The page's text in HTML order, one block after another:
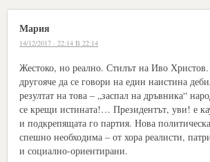
Мария
14/12/2017 · 22:14 В 22:14
Жестоко, но реално. Стилът на Иво
другояче да се говори на един наистина
резултат на това – „заспал на дръвника“
се крещи истината!… Президентът, уви! е
и подкрепящата го партия. Нова
спешно необходима – от хора реалисти,
и социално-ориентирани.